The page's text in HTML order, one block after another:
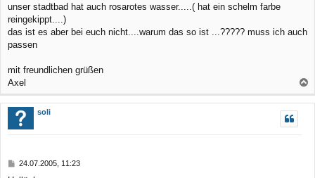
unser stadtbad hat auch rosarotes wasser.....( hat ein schelm farbe
reingekippt....)
das ist es aber bei euch nicht....warum das so ist ...????? muss ich auch
passen
mit freundlichen grüßen
Axel
a
soli
B24.07.2005, 11:23